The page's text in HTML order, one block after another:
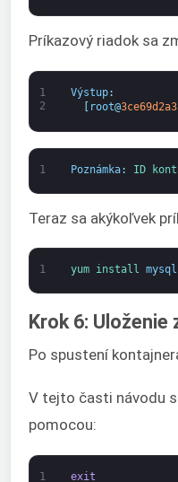
Príkazový riadok sa
1
2
Výstup:
root@
1 Poznámka: ID
Teraz sa akýkoľvek
1 yum install mysql
Krok 6:
Po spustení
V tejto časti návodu
pomocou:
1 exit